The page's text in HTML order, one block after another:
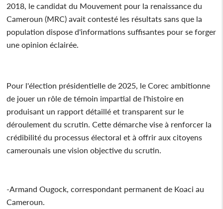
2018, le candidat du Mouvement pour la renaissance du
Cameroun (MRC) avait contesté les résultats sans que la
population dispose d'informations suffisantes pour se forger
une opinion éclairée.
Pour l'élection présidentielle de 2025, le Corec ambitionne
de jouer un rôle de témoin impartial de l'histoire en
produisant un rapport détaillé et transparent sur le
déroulement du scrutin. Cette démarche vise à renforcer la
crédibilité du processus électoral et à offrir aux citoyens
camerounais une vision objective du scrutin.
-Armand Ougock, correspondant permanent de Koaci au
Cameroun.